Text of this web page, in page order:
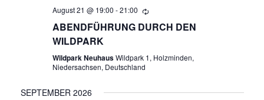
August 21 @ 19:00 -21:00
ABENDFÜHRUNG DURCH DEN
WILDPARK
Wildpark NeuhausWildpark 1, Holzminden,
Niedersachsen, Deutschland
SEPTEMBER 2026